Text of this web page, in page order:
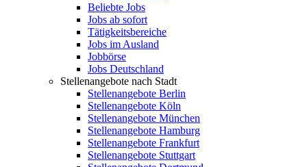
Beliebte Jobs
Jobs ab sofort
Tätigkeitsbereiche
Jobs im Ausland
Jobbörse
Jobs Deutschland
Stellenangebote nach Stadt
Stellenangebote Berlin
Stellenangebote Köln
Stellenangebote München
Stellenangebote Hamburg
Stellenangebote Frankfurt
Stellenangebote Stuttgart